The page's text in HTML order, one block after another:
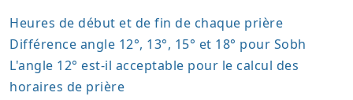
Heures de début et de fin de chaque prière
Différence angle 12°, 13°, 15° et 18° pour Sobh
L'angle 12° est-il acceptable pour le calcul des
horaires de prière